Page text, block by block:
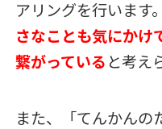
アリングを行います
さなことも気にかけ
繋がっている と考え
また、「てんかんの